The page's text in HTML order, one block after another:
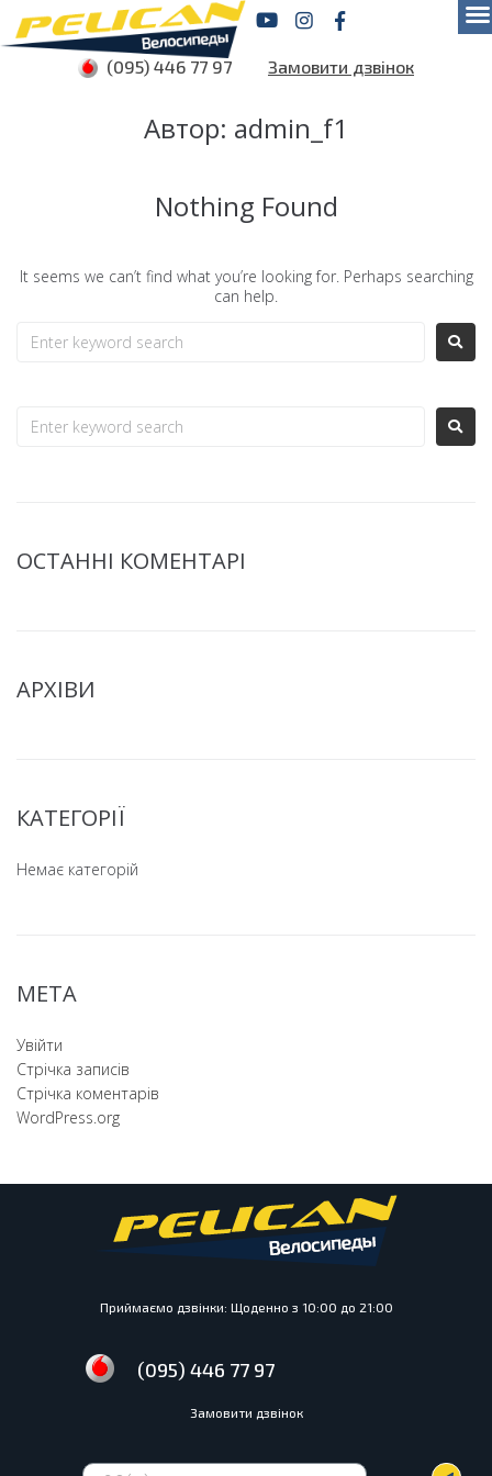
(095) 446 77 97 Замовити дзвінок
Автор: admin_f1
Nothing Found
It seems we can’t find what you’re looking for. Perhaps searching
can help.
ОСТАННІ КОМЕНТАРІ
АРХІВИ
КАТЕГОРІЇ
Немає категорій
МЕТА
Увійти
Стрічка записів
Стрічка коментарів
WordPress.org
Приймаємо дзвінки: Щоденно з 10:00 до 21:00
(095) 446 77 97
Замовити дзвінок
Отримати Консультацію